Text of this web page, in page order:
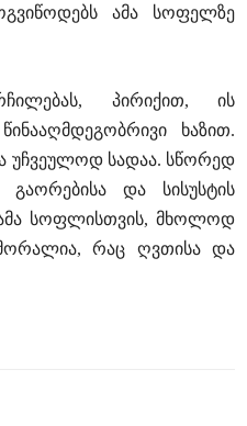
ამა სოფელზე
პირიქით, ის
ხაზით.
უჩვეულოდ სადაა. სწორედ
და სისუსტის
სოფლისთვის, მხოლოდ
რაც ღვთისა და